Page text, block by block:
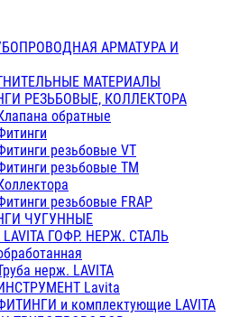
АРМАТУРА И
МАТЕРИАЛЫ
РЕЗЬБОВЫЕ, КОЛЛЕКТОРА
обратные
резьбовые VT
резьбовые ТМ
резьбовые FRAP
ЧУГУННЫЕ
ГОФР. НЕРЖ. СТАЛЬ
нерж. LAVITA
Lavita
и комплектующие LAVITA